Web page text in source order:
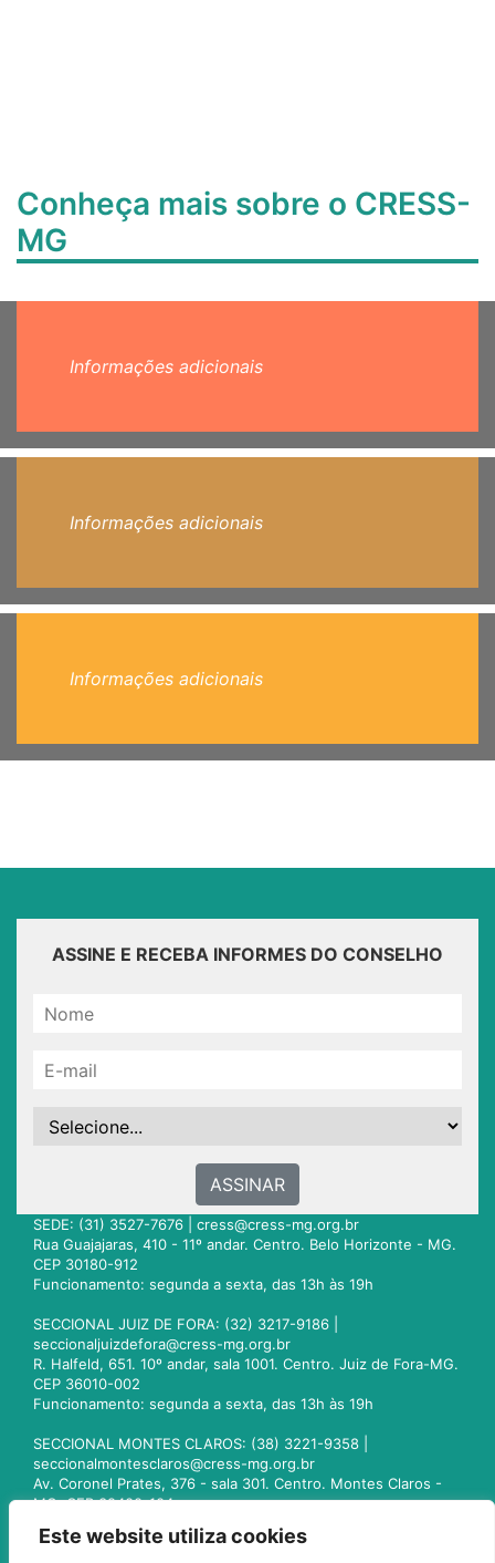
Este website utiliza cookies
Conheça mais sobre o CRESS-
MG
Informações adicionais
Informações adicionais
Informações adicionais
ASSINE E RECEBA INFORMES DO CONSELHO
ASSINAR
SEDE: (31) 3527-7676 | cress@cress-mg.org.br
Rua Guajajaras, 410 - 11º andar. Centro. Belo Horizonte - MG.
CEP 30180-912
Funcionamento: segunda a sexta, das 13h às 19h
SECCIONAL JUIZ DE FORA: (32) 3217-9186 |
seccionaljuizdefora@cress-mg.org.br
R. Halfeld, 651. 10º andar, sala 1001. Centro. Juiz de Fora-MG.
CEP 36010-002
Funcionamento: segunda a sexta, das 13h às 19h
SECCIONAL MONTES CLAROS: (38) 3221-9358 |
seccionalmontesclaros@cress-mg.org.br
Av. Coronel Prates, 376 - sala 301. Centro. Montes Claros -
MG. CEP 39400-104